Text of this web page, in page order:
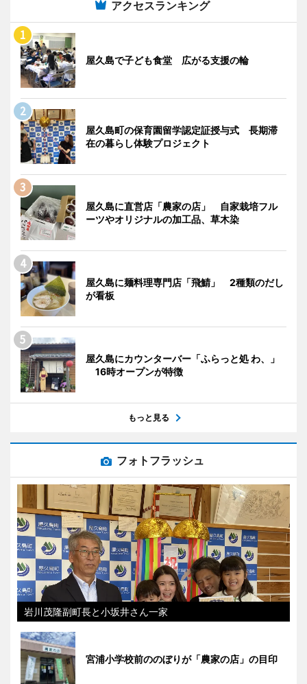
アクセスランキング
屋久島で子ども食堂 広がる支援の輪
屋久島町の保育園留学認定証授与式 長期滞
在の暮らし体験プロジェクト
屋久島に直営店「農家の店」 自家栽培フル
ーツやオリジナルの加工品、草木染
屋久島に麺料理専門店「飛鯖」 2種類のだし
が看板
屋久島にカウンターバー「ふらっと処 わ、」
16時オープンが特徴
もっと見る
フォトフラッシュ
岩川茂隆副町長と小坂井さん一家
宮浦小学校前ののぼりが「農家の店」の目印